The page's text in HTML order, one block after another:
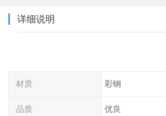
详细说明
材质 彩钢
品质 优良